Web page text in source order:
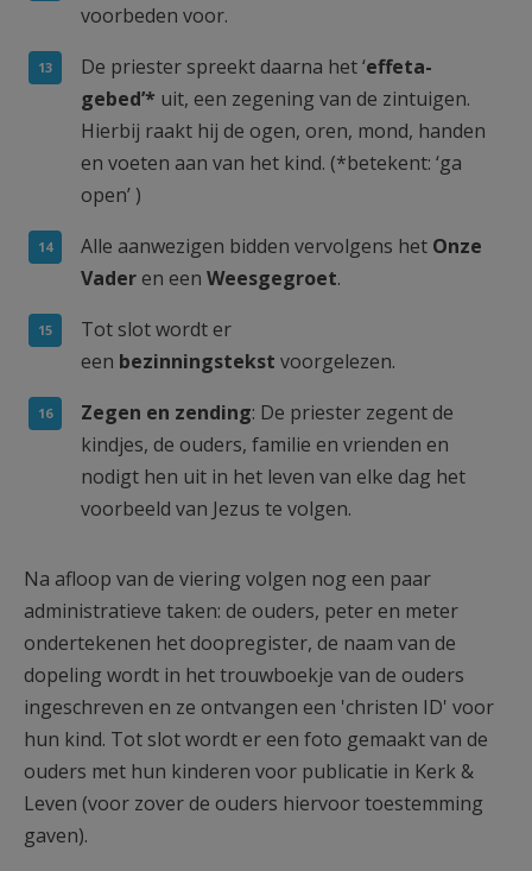
voorbeden voor.
De priester spreekt daarna het ‘effeta-
gebed’* uit, een zegening van de zintuigen.
Hierbij raakt hij de ogen, oren, mond, handen
en voeten aan van het kind. (*betekent: ‘ga
open’ )
Alle aanwezigen bidden vervolgens het Onze
Vaderen een Weesgegroet.
Tot slot wordt er
een bezinningstekst voorgelezen.
Zegen en zending: De priester zegent de
kindjes, de ouders, familie en vrienden en
nodigt hen uit in het leven van elke dag het
voorbeeld van Jezus te volgen.
Na afloop van de viering volgen nog een paar
administratieve taken: de ouders, peter en meter
ondertekenen het doopregister, de naam van de
dopeling wordt in het trouwboekje van de ouders
ingeschreven en ze ontvangen een 'christen ID' voor
hun kind. Tot slot wordt er een foto gemaakt van de
ouders met hun kinderen voor publicatie in Kerk &
Leven (voor zover de ouders hiervoor toestemming
gaven).